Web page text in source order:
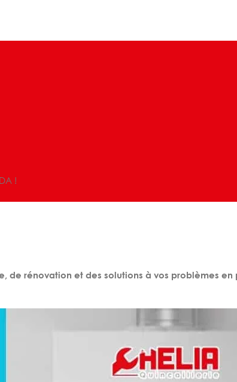
!
de rénovation et des solutions à vos problèmes